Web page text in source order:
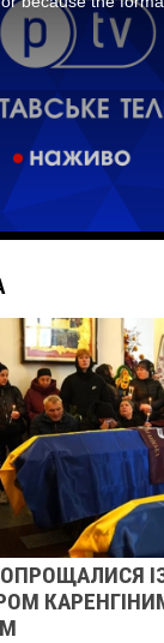
ІЗ